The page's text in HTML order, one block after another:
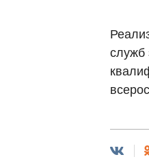
служб